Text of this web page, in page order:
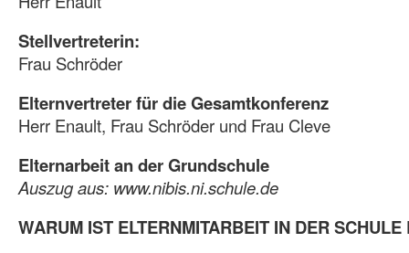
Stellvertreterin:
Frau Schröder
Elternvertreter für die Gesamtkonferenz
Herr Enault, Frau Schröder und Frau Cleve
Elternarbeit an der Grundschule
Auszug aus: www.nibis.ni.schule.de
WARUM IST ELTERNMITARBEIT IN DER